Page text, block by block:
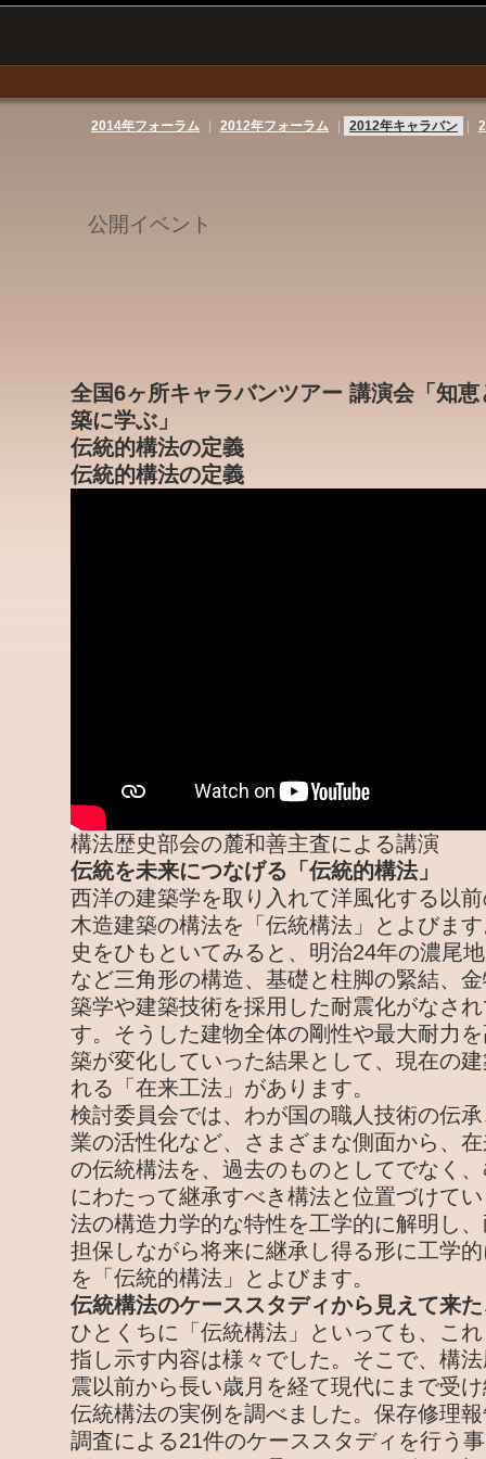
2014年フォーラム 2012年フォーラム 2012年キャラバン
公開イベント
全国6ヶ所キャラバンツアー 講演会「知
築に学ぶ」
伝統的構法の定義
伝統的構法の定義
構法歴史部会の麓和善主査による講演
伝統を未来につなげる「伝統的構法」
西洋の建築学を取り入れて洋風化する以
木造建築の構法を「伝統構法」とよびま
史をひもといてみると、明治24年の濃尾
など三角形の構造、基礎と柱脚の緊結、
築学や建築技術を採用した耐震化がなさ
す。そうした建物全体の剛性や最大耐力
築が変化していった結果として、現在の
れる「在来工法」があります。
検討委員会では、わが国の職人技術の伝
業の活性化など、さまざまな側面から、
の伝統構法を、過去のものとしてでなく
にわたって継承すべき構法と位置づけて
法の構造力学的な特性を工学的に解明し
担保しながら将来に継承し得る形に工学
を「伝統的構法」とよびます。
伝統構法のケーススタディから見えて来
ひとくちに「伝統構法」といっても、こ
指し示す内容は様々でした。そこで、構
震以前から長い歳月を経て現代にまで受
伝統構法の実例を調べました。保存修理
調査による21件のケーススタディを行う